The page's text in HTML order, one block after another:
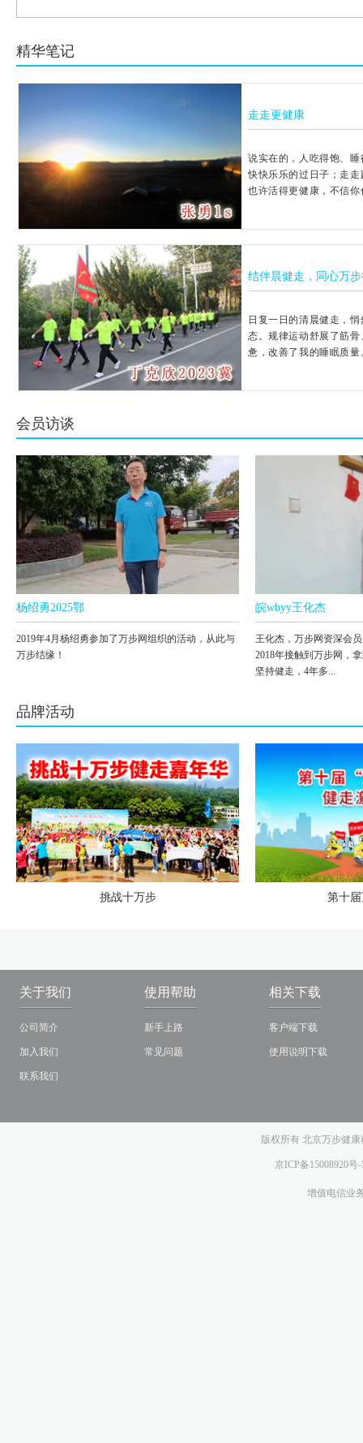
精华笔记
多想，
游泳，
心状
来的疲
三届赛事七
健走还给了
易因为工作
上吹吹风，
足音轻响，
以前的我，
里。长期弓
铁板，整个
会员访谈
杨绍勇2025鄂
2019年4月杨绍勇参加了万步网组织的活动，从此与
万步结缘！
皖wbyy王化杰
王化杰，万步网资深会
2018年接触到万步网，
坚持健走，4年多...
品牌活动
挑战十万步 第十
关于我们
公司简介
加入我们
联系我们
使用帮助
新手上路
常见问题
相关下载
客户端下载
使用说明下载
版权所有 北京万步健
京ICP备15008920号-
增值电信业